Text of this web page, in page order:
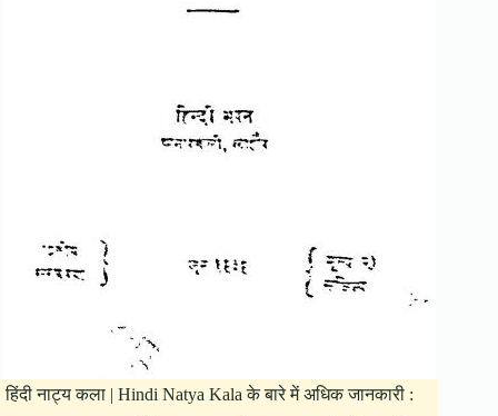
हिंदी नाट्य कला | Hindi Natya Kala के बारे में अधिक जानकारी :